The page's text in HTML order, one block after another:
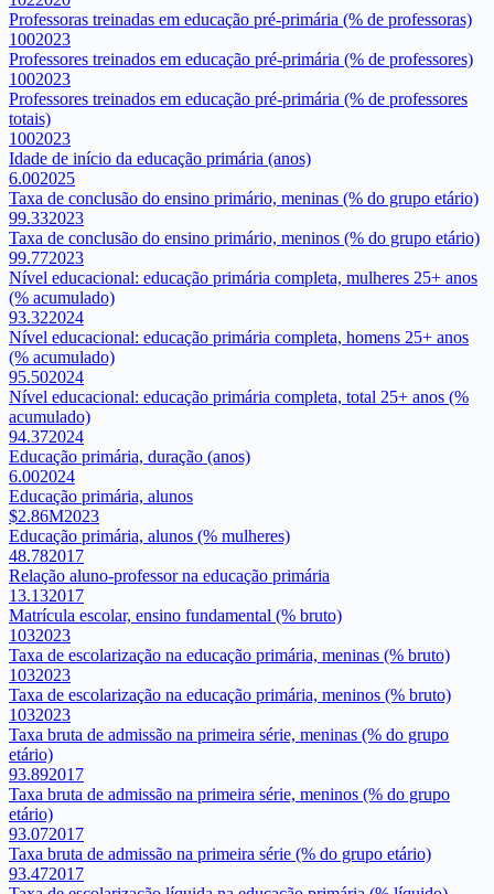
Professoras treinadas em educação pré-primária (% de professoras)
1002023
Professores treinados em educação pré-primária (% de professores)
1002023
Professores treinados em educação pré-primária (% de professores
totais)
1002023
Idade de início da educação primária (anos)
6.002025
Taxa de conclusão do ensino primário, meninas (% do grupo etário)
99.332023
Taxa de conclusão do ensino primário, meninos (% do grupo etário)
99.772023
Nível educacional: educação primária completa, mulheres 25+ anos
(% acumulado)
93.322024
Nível educacional: educação primária completa, homens 25+ anos
(% acumulado)
95.502024
Nível educacional: educação primária completa, total 25+ anos (%
acumulado)
94.372024
Educação primária, duração (anos)
6.002024
Educação primária, alunos
$2.86M2023
Educação primária, alunos (% mulheres)
48.782017
Relação aluno-professor na educação primária
13.132017
Matrícula escolar, ensino fundamental (% bruto)
1032023
Taxa de escolarização na educação primária, meninas (% bruto)
1032023
Taxa de escolarização na educação primária, meninos (% bruto)
1032023
Taxa bruta de admissão na primeira série, meninas (% do grupo
etário)
93.892017
Taxa bruta de admissão na primeira série, meninos (% do grupo
etário)
93.072017
Taxa bruta de admissão na primeira série (% do grupo etário)
93.472017